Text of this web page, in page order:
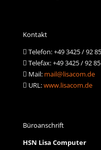
Kontakt
Telefon: +49 3425 / 92
Telefax: +49 3425 / 92
Mail: mail@lisacom.de
URL:www.lisacom.de
Büroanschrift
HSN Lisa Computer